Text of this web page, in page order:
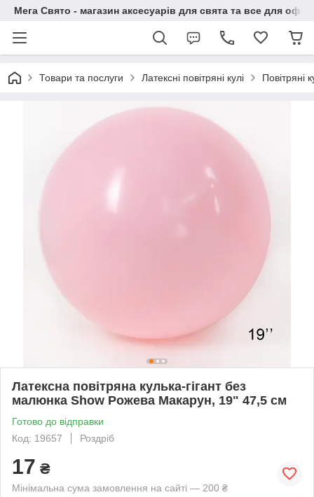
Мега Свято - магазин аксесуарів для свята та все для
Товари та послуги Латексні повітряні кулі Повітряні
Латексна повітряна кулька-гігант без
малюнка Show Рожева Макарун, 19" 47,5 см
Готово до відправки
Код: 19657
Роздріб
17 ₴
Мінімальна сума замовлення на сайті — 200 ₴